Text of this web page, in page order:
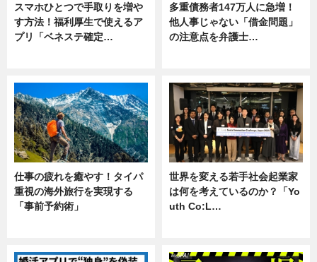
スマホひとつで手取りを増や
す方法！福利厚生で使えるア
プリ「ベネステ確定…
多重債務者147万人に急増！
他人事じゃない「借金問題」
の注意点を弁護士…
仕事の疲れを癒やす！タイパ
重視の海外旅行を実現する
「事前予約術」
世界を変える若手社会起業家
は何を考えているのか？「Yo
uth Co:L…